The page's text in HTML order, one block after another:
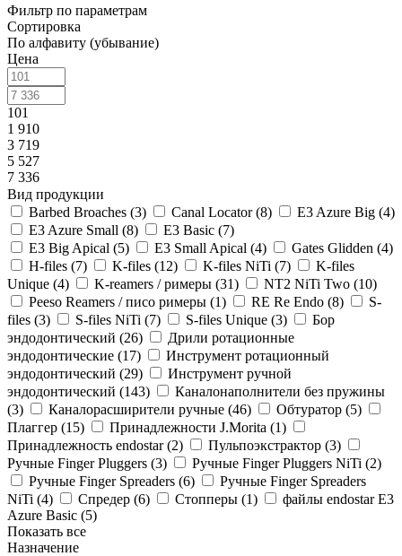
Фильтр по параметрам
Сортировка
По алфавиту (убывание)
Цена
101
1 910
3 719
5 527
7 336
Вид продукции
Barbed Broaches (3) Canal Locator (8) E3 Azure Big (4)
E3 Azure Small (8) E3 Basic (7)
E3 Big Apical (5) E3 Small Apical (4) Gates Glidden (4)
H-files (7) K-files (12) K-files NiTi (7)
K-files
Unique (4) K-reamers / римеры (31) NT2 NiTi Two (10)
Peeso Reamers / писо римеры (1) RE Re Endo (8)
S-
files (3) S-files NiTi (7) S-files Unique (3)
Бор
эндодонтический (26)
Дрили ротационные
эндодонтические (17)
Инструмент ротационный
эндодонтический (29)
Инструмент ручной
эндодонтический (143)
Каналонаполнители без пружины
(3) Каналорасширители ручные (46) Обтуратор (5)
Плаггер (15) Принадлежности J.Morita (1)
Принадлежность endostar (2) Пульпоэкстрактор (3)
Ручные Finger Pluggers (3) Ручные Finger Pluggers NiTi (2)
Ручные Finger Spreaders (6)
Ручные Finger Spreaders
NiTi (4) Спредер (6) Стопперы (1)
файлы endostar E3
Azure Basic (5)
Показать все
Назначение